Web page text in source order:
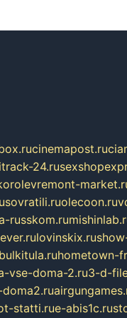
cinemapost.ru
itrack-24.ru
sovratili.ruolecoon.ru
russkom.ru
lovinskix.ru
bulkitula.ruhometown-
vse-doma-2.ru3-d-
statti.rue-abis1c.ru